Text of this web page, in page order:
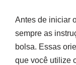
Antes de iniciar
sempre as
bolsa. Essas
que você utilize